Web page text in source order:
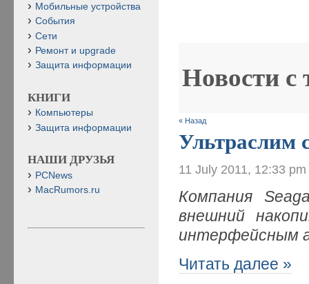
Новости с
« Назад
Ультраслим
11 July 2011, 12:33 pm
Компания
внешний
интерфейсным
Читать далее »
Мобильные устройства
События
Сети
Ремонт и upgrade
Защита информации
КНИГИ
Компьютеры
Защита информации
НАШИ ДРУЗЬЯ
PCNews
MacRumors.ru